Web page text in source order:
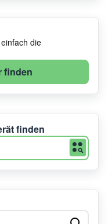
die
finden
finden